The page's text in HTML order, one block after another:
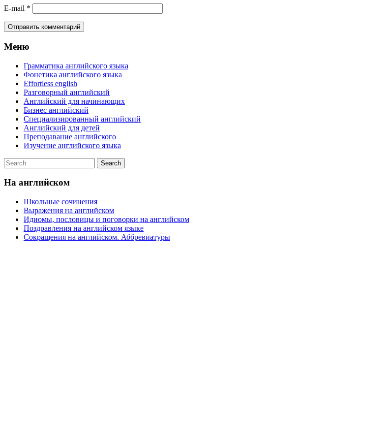
E-mail *
Меню
Грамматика английского языка
Фонетика английского языка
Effortless english
Разговорный английский
Английский для начинающих
Бизнес английский
Специализированный английский
Английский для детей
Преподавание английского
Изучение английского языка
На английском
Школьные сочинения
Выражения на английском
Идиомы, пословицы и поговорки на английском
Поздравления на английском языке
Сокращения на английском. Аббревиатуры